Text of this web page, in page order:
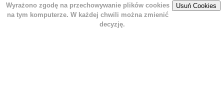
Usuń Cookies
Wyrażono zgodę na przechowywanie plików cookies
na tym komputerze. W każdej chwili można zmienić
decyzję.